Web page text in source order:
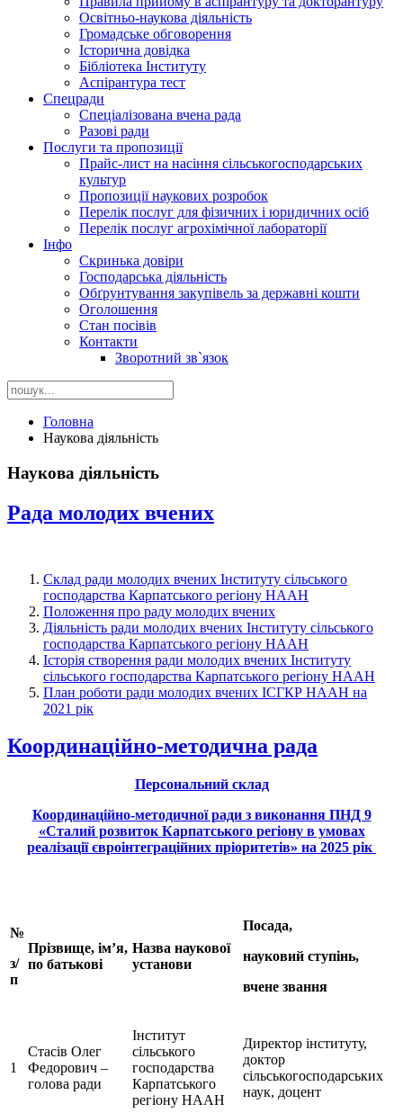
Освітньо-наукова діяльність
Громадське обговорення
Історична довідка
Бібліотека Інституту
Аспірантура тест
Спецради
Спеціалізована вчена рада
Разові ради
Послуги та пропозиції
Прайс-лист на насіння сільськогосподарських
культур
Пропозиції наукових розробок
Перелік послуг для фізичних і юридичних осіб
Перелік послуг агрохімічної лабораторії
Інфо
Скринька довіри
Господарська діяльність
Обґрунтування закупівель за державні кошти
Оголошення
Стан посівів
Контакти
Зворотний зв`язок
Головна
Наукова діяльність
Наукова діяльність
Рада молодих вчених
Склад ради молодих вчених Інституту сільського
господарства Карпатського регіону НААН
Положення про раду молодих вчених
Діяльність ради молодих вчених Інституту сільського
господарства Карпатського регіону НААН
Історія створення ради молодих вчених Інституту
сільського господарства Карпатського регіону НААН
План роботи ради молодих вчених ІСГКР НААН на
2021 рік
Координаційно-методична рада
Персональний склад
Координаційно-методичної ради з виконання ПНД 9
«Сталий розвиток Карпатського регіону в умовах
реалізації євроінтеграційних пріоритетів» на 2025 рік
№
з/
п
Прізвище, ім’я,
по батькові
Назва наукової
установи
Посада,
науковий ступінь,
вчене звання
1
Стасів Олег
Федорович –
голова ради
Інститут
сільського
господарства
Карпатського
регіону НААН
Директор інституту,
доктор
сільськогосподарських
наук, доцент